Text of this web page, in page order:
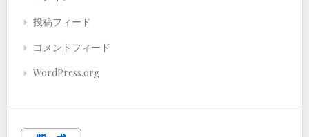
投稿フィード
コメントフィード
WordPress.org